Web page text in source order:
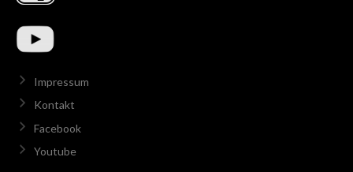
Impressum
Kontakt
Facebook
Youtube